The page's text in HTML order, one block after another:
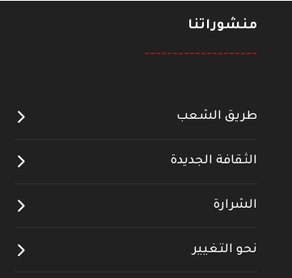
منشوراتنا
--------------------
طريق الشعب
الثقافة الجديدة
الشرارة
نحو التغيير